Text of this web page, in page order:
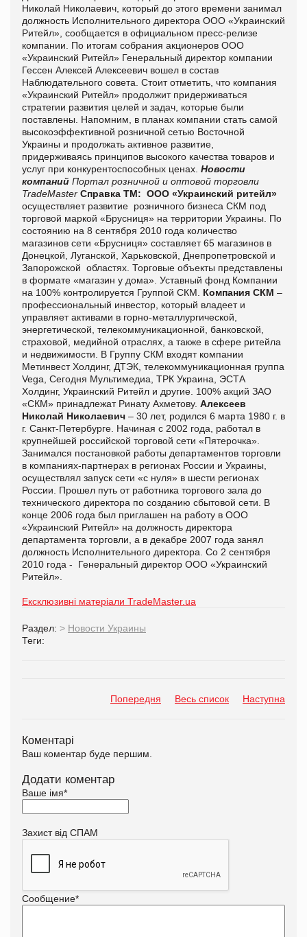
Николай Николаевич, который до этого времени занимал
должность Исполнительного директора ООО «Украинский
Ритейл», сообщается в официальном пресс-релизе
компании. По итогам собрания акционеров ООО
«Украинский Ритейл» Генеральный директор компании
Гессен Алексей Алексеевич вошел в состав
Наблюдательного совета. Стоит отметить, что компания
«Украинский Ритейл» продолжит придерживаться
стратегии развития целей и задач, которые были
поставлены. Напомним, в планах компании стать самой
высокоэффективной розничной сетью Восточной
Украины и продолжать активное развитие,
придерживаясь принципов высокого качества товаров и
услуг при конкурентоспособных ценах. Новости
компаний Портал розничной и оптовой торговли
TradeMaster Справка ТМ: ООО «Украинский ритейл»
осуществляет развитие розничного бизнеса СКМ под
торговой маркой «Брусниця» на территории Украины. По
состоянию на 8 сентября 2010 года количество
магазинов сети «Брусниця» составляет 65 магазинов в
Донецкой, Луганской, Харьковской, Днепропетровской и
Запорожской областях. Торговые объекты представлены
в формате «магазин у дома». Уставный фонд Компании
на 100% контролируется Группой СКМ. Компания СКМ –
профессиональный инвестор, который владеет и
управляет активами в горно-металлургической,
энергетической, телекоммуникационной, банковской,
страховой, медийной отраслях, а также в сфере ритейла
и недвижимости. В Группу СКМ входят компании
Метинвест Холдинг, ДТЭК, телекоммуникационная группа
Vega, Сегодня Мультимедиа, ТРК Украина, ЭСТА
Холдинг, Украинский Ритейл и другие. 100% акций ЗАО
«СКМ» принадлежат Ринату Ахметову. Алексеев
Николай Николаевич – 30 лет, родился 6 марта 1980 г. в
г. Санкт-Петербурге. Начиная с 2002 года, работал в
крупнейшей российской торговой сети «Пятерочка».
Занимался постановкой работы департаментов торговли
в компаниях-партнерах в регионах России и Украины,
осуществлял запуск сети «с нуля» в шести регионах
России. Прошел путь от работника торгового зала до
технического директора по созданию сбытовой сети. В
конце 2006 года был приглашен на работу в ООО
«Украинский Ритейл» на должность директора
департамента торговли, а в декабре 2007 года занял
должность Исполнительного директора. Со 2 сентября
2010 года - Генеральный директор ООО «Украинский
Ритейл».
Ексклюзивні матеріали TradeMaster.ua
Раздел: > Новости Украины
Теги:
Попередня Весь список Наступна
Коментарі
Ваш коментар буде першим.
Додати коментар
Ваше імя*
Захист від СПАМ
Сообщение*